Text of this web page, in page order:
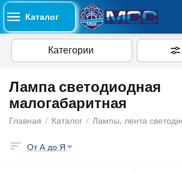
Каталог
Категории
Лампа светодиодная
малогабаритная
Главная / Каталог / Лампы, лента
От А до Я